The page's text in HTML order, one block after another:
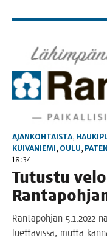
AJANKOHTAISTA,
KUIVANIEMI, OULU,
18:34
Tutus­tu
Ran­ta­poh­jan 5.1.2022
luet­ta­vis­sa, mut­ta